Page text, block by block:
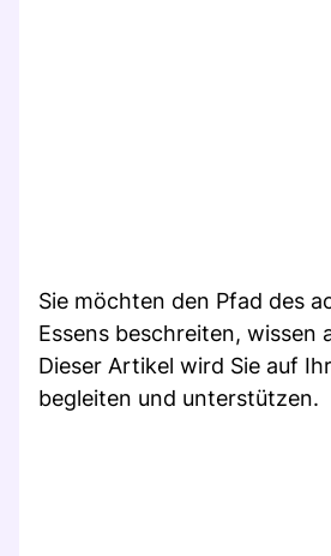
Sie möchten den Pfad des
Essens beschreiten, wissen
Dieser Artikel wird Sie auf
begleiten und unterstützen.